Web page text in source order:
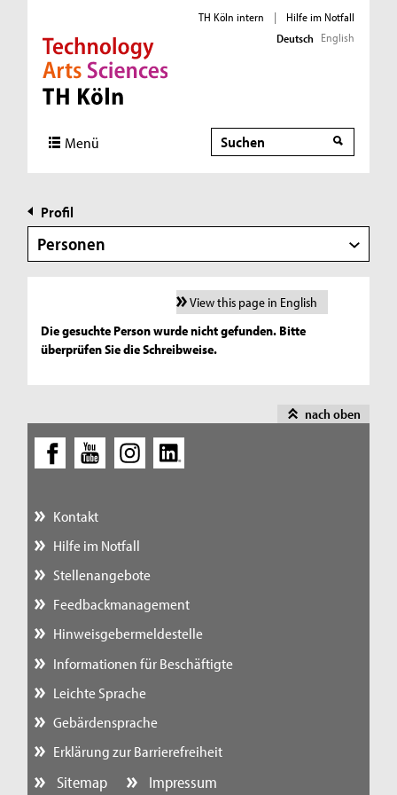
Direkt zur Hauptnavigation
Direkt zur Subnavigation
Direkt zum Inhalt
Direkt zum Fußbereich
TH Köln intern |
Hilfe im Notfall
Deutsch English
Menü Suche
Profil
Personen
View this page in English
Die gesuchte Person wurde nicht gefunden. Bitte
überprüfen Sie die Schreibweise.
nach oben
Kontakt
Hilfe im Notfall
Stellenangebote
Feedbackmanagement
Hinweisgebermeldestelle
Informationen für Beschäftigte
Leichte Sprache
Gebärdensprache
Erklärung zur Barrierefreiheit
Sitemap Impressum